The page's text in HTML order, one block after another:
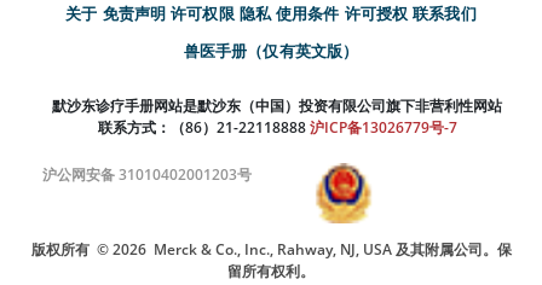
关于 免责声明 许可权限 隐私 使用条件 许可授权 联系我们
兽医手册（仅有英文版）
默沙东诊疗手册网站是默沙东（中国）投资有限公司旗下非营利性网站
联系方式：（86）21-22118888 沪ICP备13026779号-7
沪公网安备 31010402001203号
版权所有 © 2026 Merck & Co., Inc., Rahway, NJ, USA 及其附属公司。保
留所有权利。